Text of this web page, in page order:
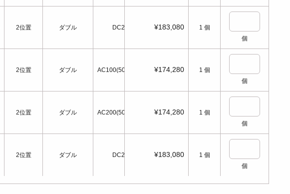
2位置 ダブル DC24
2位置 ダブル AC100(50/60Hz)
2位置 ダブル AC200(50/60Hz)
2位置 ダブル DC24
¥183,080 1 個
個
¥174,280 1 個
個
¥174,280 1 個
個
¥183,080 1 個
個